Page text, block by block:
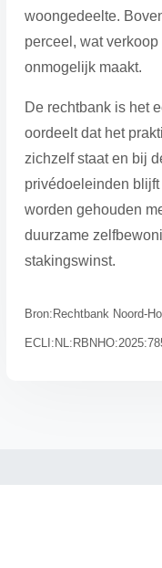
woongedeelte.
perceel, wat
onmogelijk maakt.
De rechtbank is het
oordeelt dat het
zichzelf staat en bij
privédoeleinden
worden gehouden
duurzame
stakingswinst.
Bron:Rechtbank Noord-